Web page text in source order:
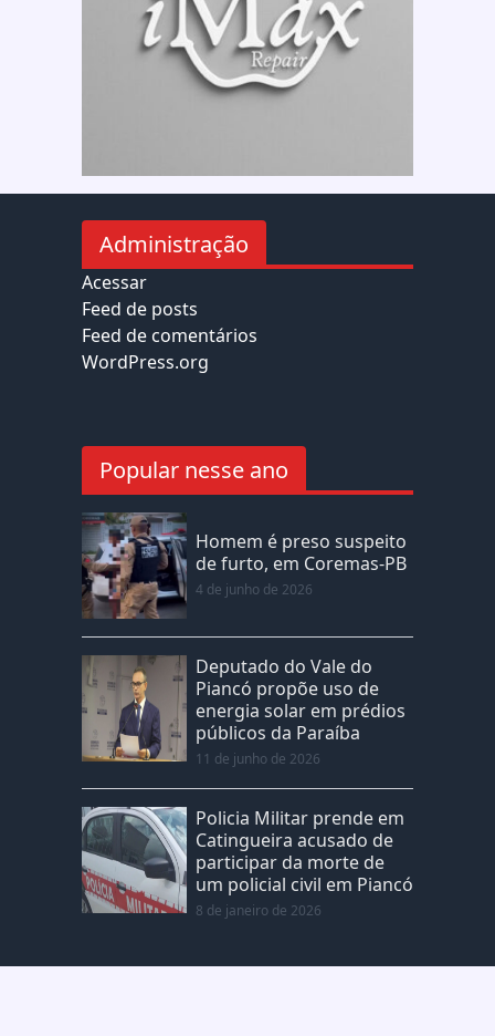
Administração
Acessar
Feed de posts
Feed de comentários
WordPress.org
Popular nesse ano
Homem é preso suspeito
de furto, em Coremas-PB
4 de junho de 2026
Deputado do Vale do
Piancó propõe uso de
energia solar em prédios
públicos da Paraíba
11 de junho de 2026
Policia Militar prende em
Catingueira acusado de
participar da morte de
um policial civil em Piancó
8 de janeiro de 2026